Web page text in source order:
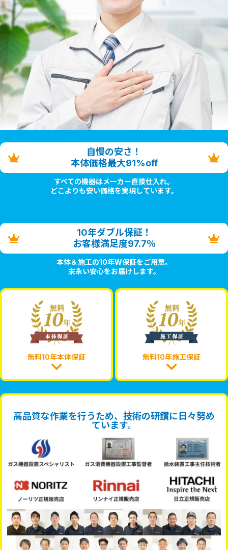
自慢の安さ！
本体価格最大91%off
すべての機器はメーカー直接仕入れ。
どこよりも安い価格を実現しています。
10年ダブル保証！
お客様満足度97.7％
本体＆施工の10年W保証をご用意。
末永い安心をお届けします。
無料10年本体保証 無料10年施工保証
高品質な作業を行うため、技術の研鑽に日々努め
ています。